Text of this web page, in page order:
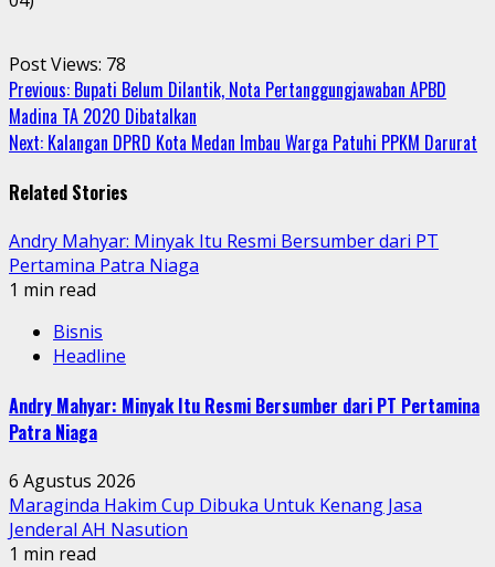
Post Views: 78
Continue
Reading
Previous: Bupati Belum Dilantik, Nota Pertanggungjawaban APBD
Madina TA 2020 Dibatalkan
Next: Kalangan DPRD Kota Medan Imbau Warga Patuhi PPKM Darurat
Related Stories
Andry Mahyar: Minyak Itu Resmi Bersumber dari PT
Pertamina Patra Niaga
1 min read
Bisnis
Headline
Andry Mahyar: Minyak Itu Resmi Bersumber dari PT Pertamina
Patra Niaga
6 Agustus 2026
Maraginda Hakim Cup Dibuka Untuk Kenang Jasa
Jenderal AH Nasution
1 min read